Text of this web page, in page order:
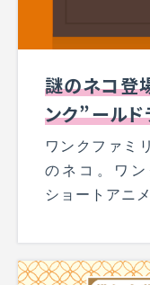
謎のネコ登
ンク”ールド
ワンクファミ
のネコ。ワ
ショートアニ